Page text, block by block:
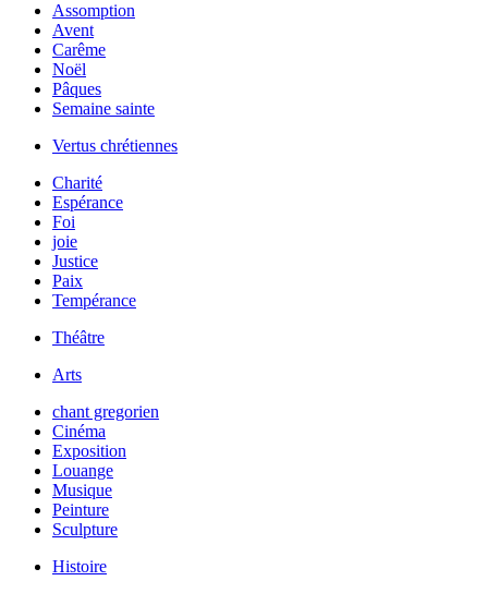
Assomption
Avent
Carême
Noël
Pâques
Semaine sainte
Vertus chrétiennes
Charité
Espérance
Foi
joie
Justice
Paix
Tempérance
Théâtre
Arts
chant gregorien
Cinéma
Exposition
Louange
Musique
Peinture
Sculpture
Histoire